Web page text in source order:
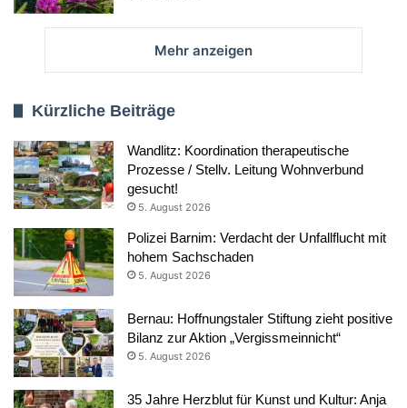
Mehr anzeigen
Kürzliche Beiträge
Wandlitz: Koordination therapeutische
Prozesse / Stellv. Leitung Wohnverbund
gesucht!
5. August 2026
Polizei Barnim: Verdacht der Unfallflucht mit
hohem Sachschaden
5. August 2026
Bernau: Hoffnungstaler Stiftung zieht positive
Bilanz zur Aktion „Vergissmeinnicht“
5. August 2026
35 Jahre Herzblut für Kunst und Kultur: Anja